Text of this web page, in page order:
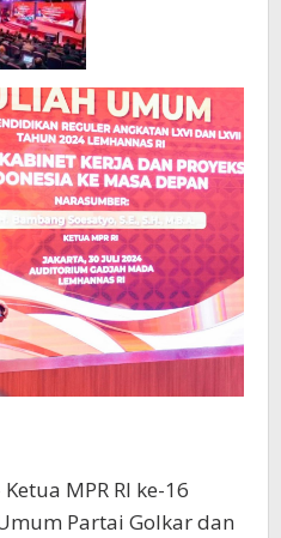
Ketua MPR RI ke-16
Partai Golkar dan